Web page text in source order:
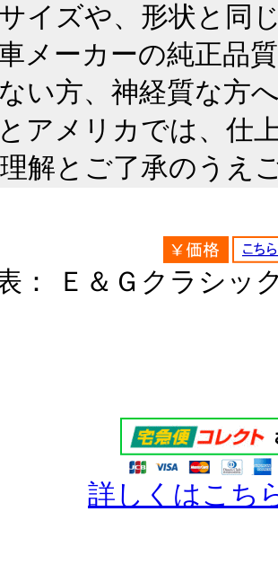
イズや、形状と同
ーカーの純正品質
い方、神経質な方
メリカでは、仕上
解とご了承のうえ
： Ｅ＆Ｇクラシッ
詳しくはこち